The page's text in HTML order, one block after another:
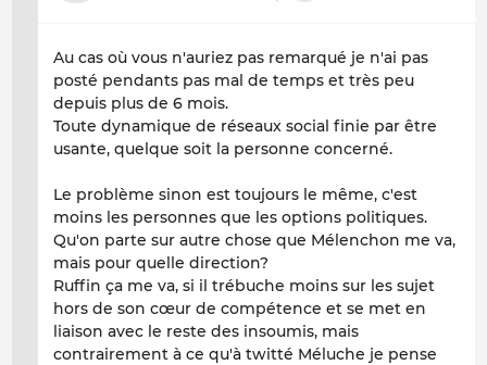
Au cas où vous n'auriez pas remarqué je n'ai pas
posté pendants pas mal de temps et très peu
depuis plus de 6 mois.
Toute dynamique de réseaux social finie par être
usante, quelque soit la personne concerné.
Le problème sinon est toujours le même, c'est
moins les personnes que les options politiques.
Qu'on parte sur autre chose que Mélenchon me va,
mais pour quelle direction?
Ruffin ça me va, si il trébuche moins sur les sujet
hors de son cœur de compétence et se met en
liaison avec le reste des insoumis, mais
contrairement à ce qu'à twitté Méluche je pense